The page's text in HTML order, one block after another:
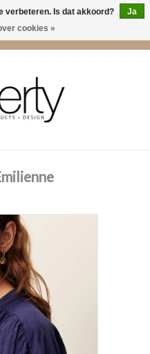
verbeteren. Is dat akkoord?
Ja
cookies »